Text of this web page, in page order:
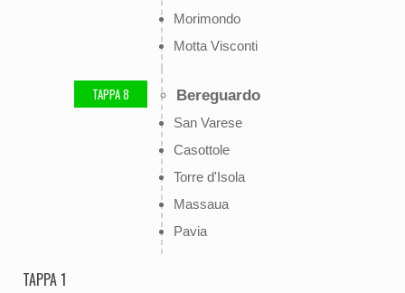
Morimondo
Motta Visconti
TAPPA 8 Bereguardo
San Varese
Casottole
Torre d'Isola
Massaua
Pavia
TAPPA 1